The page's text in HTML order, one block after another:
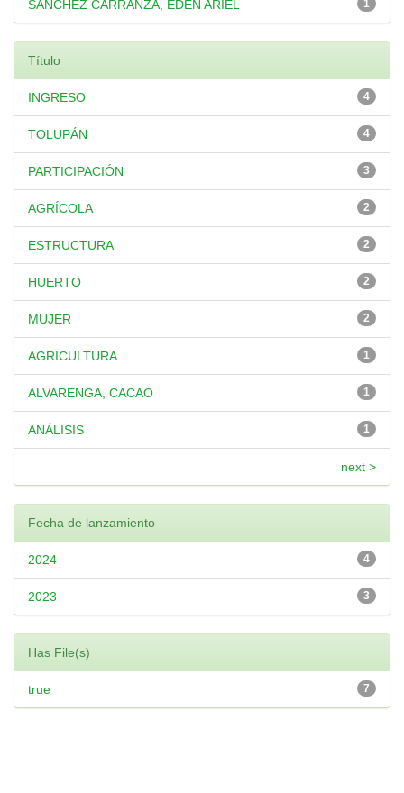
1
SÁNCHEZ CARRANZA, EDEN ARIEL
Título
4
INGRESO
4
TOLUPÁN
3
PARTICIPACIÓN
2
AGRÍCOLA
2
ESTRUCTURA
2
HUERTO
2
MUJER
1
AGRICULTURA
1
ALVARENGA, CACAO
1
ANÁLISIS
next >
Fecha de lanzamiento
4
2024
3
2023
Has File(s)
7
true